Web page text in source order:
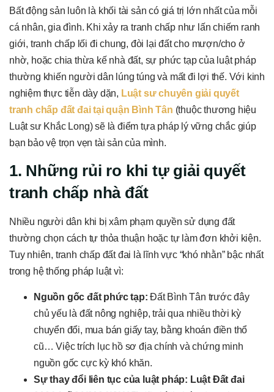
Bất động sản luôn là khối tài sản có giá trị lớn nhất của mỗi
cá nhân, gia đình. Khi xảy ra tranh chấp như lấn chiếm ranh
giới, tranh chấp lối đi chung, đòi lại đất cho mượn/cho ở
nhờ, hoặc chia thừa kế nhà đất, sự phức tạp của luật pháp
thường khiến người dân lúng túng và mất đi lợi thế. Với kinh
nghiệm thực tiễn dày dặn, Luật sư chuyên giải quyết
tranh chấp đất đai tại quận Bình Tân (thuộc thương hiệu
Luật sư Khắc Long) sẽ là điểm tựa pháp lý vững chắc giúp
bạn bảo vệ trọn vẹn tài sản của mình.
1. Những rủi ro khi tự giải quyết
tranh chấp nhà đất
Nhiều người dân khi bị xâm phạm quyền sử dụng đất
thường chọn cách tự thỏa thuận hoặc tự làm đơn khởi kiện.
Tuy nhiên, tranh chấp đất đai là lĩnh vực “khó nhằn” bậc nhất
trong hệ thống pháp luật vì:
Nguồn gốc đất phức tạp: Đất Bình Tân trước đây
chủ yếu là đất nông nghiệp, trải qua nhiều thời kỳ
chuyển đổi, mua bán giấy tay, bằng khoán điền thổ
cũ… Việc trích lục hồ sơ địa chính và chứng minh
nguồn gốc cực kỳ khó khăn.
Sự thay đổi liên tục của luật pháp: Luật Đất đai